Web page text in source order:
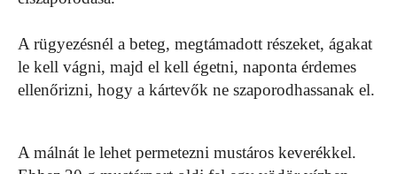
A rügyezésnél a beteg, megtámadott részeket, ágakat
le kell vágni, majd el kell égetni, naponta érdemes
ellenőrizni, hogy a kártevők ne szaporodhassanak el.
A málnát le lehet permetezni mustáros keverékkel.